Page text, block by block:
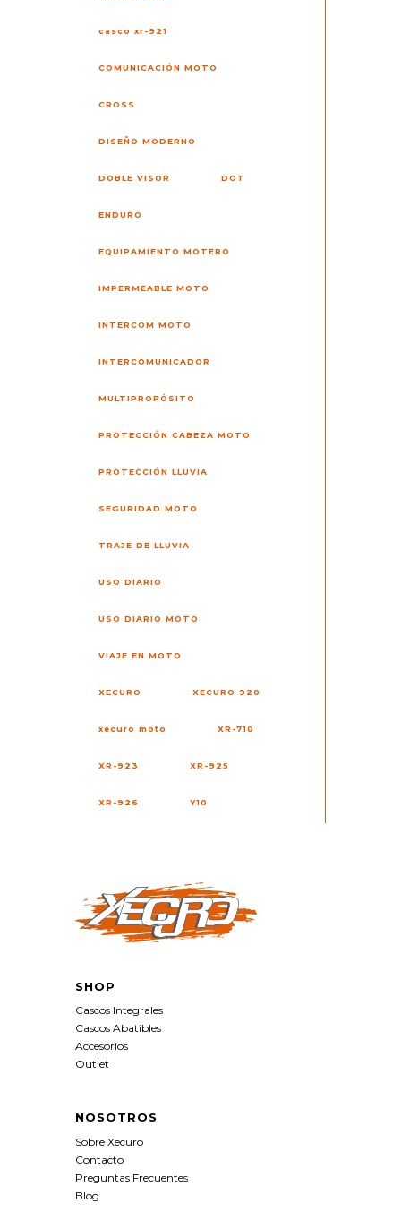
casco xr-921
COMUNICACIÓN MOTO
CROSS
DISEÑO MODERNO
DOBLE VISOR DOT
ENDURO
EQUIPAMIENTO MOTERO
IMPERMEABLE MOTO
INTERCOM MOTO
INTERCOMUNICADOR
MULTIPROPÓSITO
PROTECCIÓN CABEZA MOTO
PROTECCIÓN LLUVIA
SEGURIDAD MOTO
TRAJE DE LLUVIA
USO DIARIO
USO DIARIO MOTO
VIAJE EN MOTO
XECURO XECURO 920
xecuro moto XR-710
XR-923 XR-925
XR-926 Y10
SHOP
Cascos Integrales
Cascos Abatibles
Accesorios
Outlet
NOSOTROS
Sobre Xecuro
Contacto
Preguntas Frecuentes
Blog